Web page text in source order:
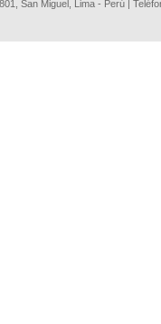
San Miguel, Lima - Perú |